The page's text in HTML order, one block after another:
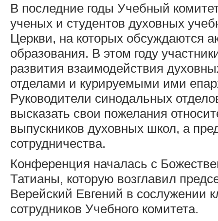
В последние годы Учебный
ученых и студентов духовных
Церкви, на которых обсуждаются
образования. В этом году
развития взаимодействия
отделами и курируемыми ими
Руководители синодальных
высказать свои пожелания
выпускников духовных школ, а
сотрудничества.
Конференция началась с
Татианы, которую возглавил
Верейский Евгений в сослужении
сотрудников Учебного комитета.